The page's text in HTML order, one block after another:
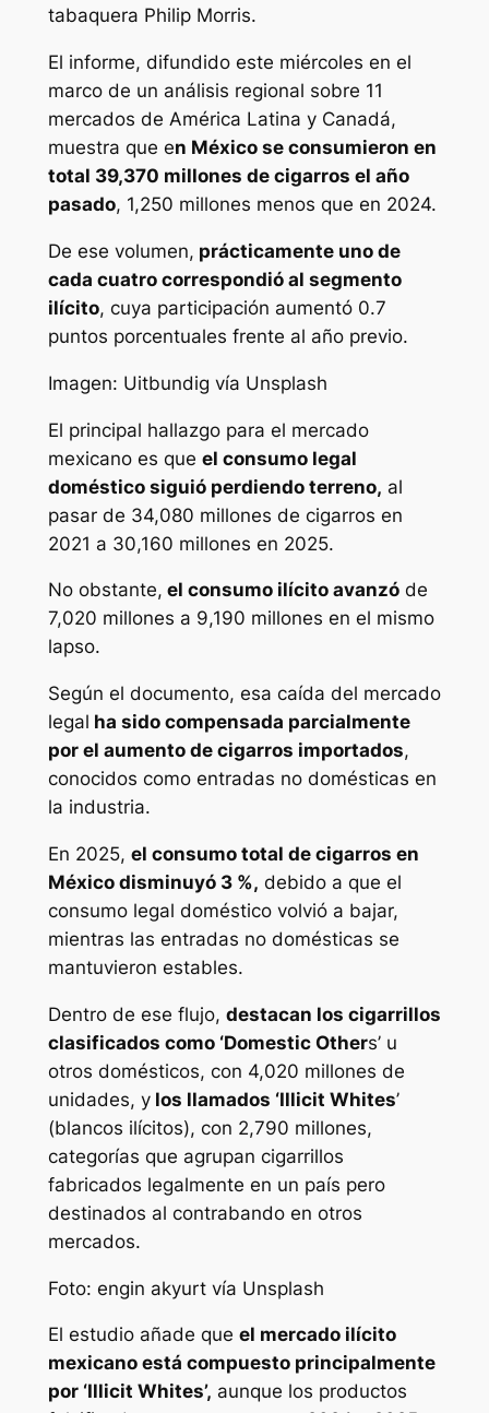
tabaquera Philip Morris.
El informe, difundido este miércoles en el
marco de un análisis regional sobre 11
mercados de América Latina y Canadá,
muestra que en México se consumieron en
total 39,370 millones de cigarros el año
pasado, 1,250 millones menos que en 2024.
De ese volumen, prácticamente uno de
cada cuatro correspondió al segmento
ilícito, cuya participación aumentó 0.7
puntos porcentuales frente al año previo.
Imagen: Uitbundig vía Unsplash
El principal hallazgo para el mercado
mexicano es que el consumo legal
doméstico siguió perdiendo terreno, al
pasar de 34,080 millones de cigarros en
2021 a 30,160 millones en 2025.
No obstante, el consumo ilícito avanzóde
7,020 millones a 9,190 millones en el mismo
lapso.
Según el documento, esa caída del mercado
legal ha sido compensada parcialmente
por el aumento de cigarros importados,
conocidos como entradas no domésticas en
la industria.
En 2025, el consumo total de cigarros en
México disminuyó 3 %, debido a que el
consumo legal doméstico volvió a bajar,
mientras las entradas no domésticas se
mantuvieron estables.
Dentro de ese flujo, destacan los cigarrillos
clasificados como ‘Domestic Others’ u
otros domésticos, con 4,020 millones de
unidades, ylos llamados ‘Illicit Whites’
(blancos ilícitos), con 2,790 millones,
categorías que agrupan cigarrillos
fabricados legalmente en un país pero
destinados al contrabando en otros
mercados.
Foto: engin akyurt vía Unsplash
El estudio añade que el mercado ilícito
mexicano está compuesto principalmente
por ‘Illicit Whites’, aunque los productos